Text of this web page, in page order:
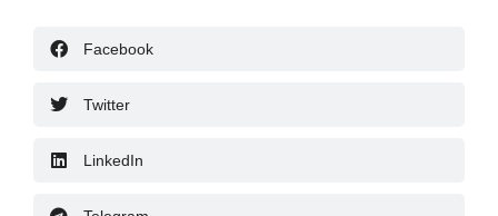
Facebook
Twitter
LinkedIn